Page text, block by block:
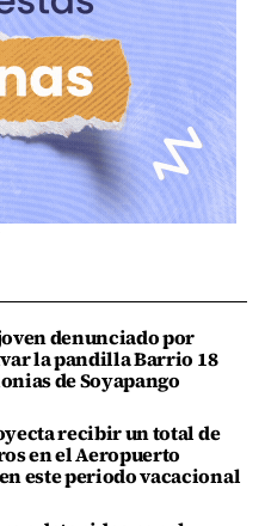
denunciado por
la pandilla Barrio 18
de Soyapango
recibir un total de
en el Aeropuerto
este periodo vacacional